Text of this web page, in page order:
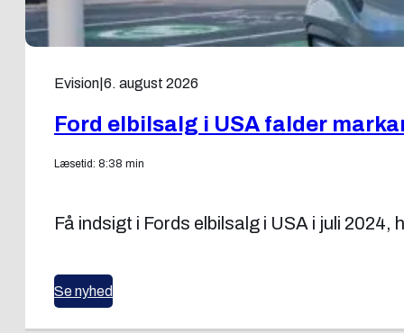
Evision 6. august 2026
Ford elbilsalg i USA falder
Læsetid: 8:38 min
Få indsigt i Fords elbilsalg i USA i juli
Se nyhed